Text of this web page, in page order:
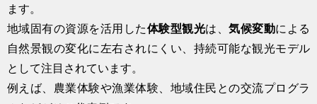
ます。
地域固有の資源を活用した体験型観光は、気候変動による
自然景観の変化に左右されにくい、持続可能な観光モデル
として注目されています。
例えば、農業体験や漁業体験、地域住民との交流プログラ